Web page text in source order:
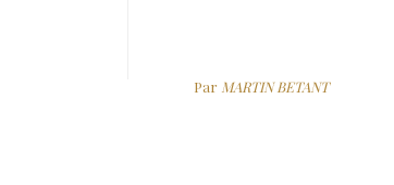
Par MARTIN BETANT